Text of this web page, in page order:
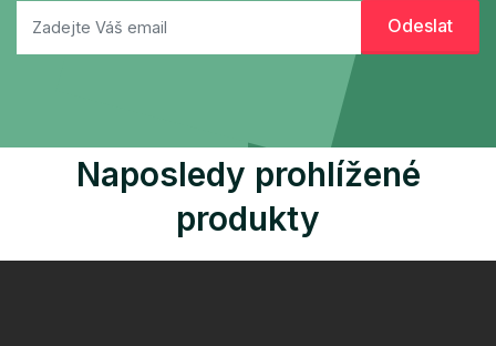
Naposledy prohlížené
produkty